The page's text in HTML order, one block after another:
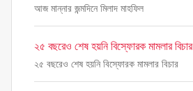
আজ মান্নার জন্মদিনে মিলাদ মাহফিল
২৫ বছরেও শেষ হয়নি বিস্ফোরক মামলার বিচার
২৫ বছরেও শেষ হয়নি বিস্ফোরক মামলার বিচার